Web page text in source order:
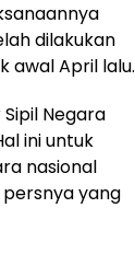
dilakukan
awal April lalu.
Negara
ini untuk
nasional
yang